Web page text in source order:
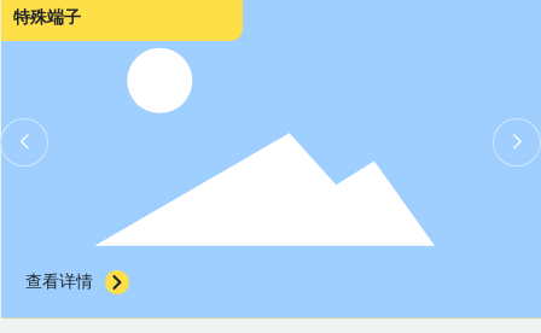
特殊端子
查看详情